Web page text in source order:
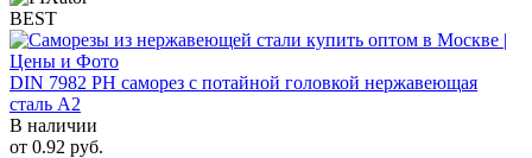
BEST
DIN 7982 PH саморез с потайной головкой нержавеющая
сталь A2
В наличии
от 0.92 руб.